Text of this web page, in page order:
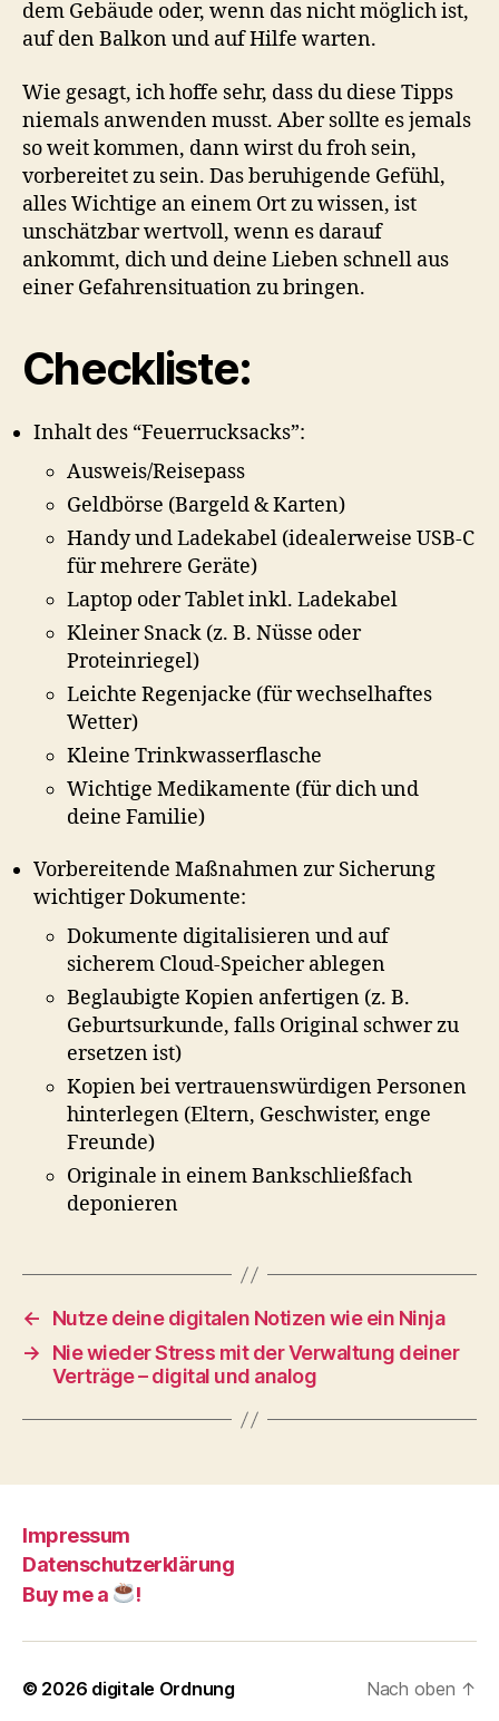
dem Gebäude oder, wenn das nicht möglich ist,
auf den Balkon und auf Hilfe warten.
Wie gesagt, ich hoffe sehr, dass du diese Tipps
niemals anwenden musst. Aber sollte es jemals
so weit kommen, dann wirst du froh sein,
vorbereitet zu sein. Das beruhigende Gefühl,
alles Wichtige an einem Ort zu wissen, ist
unschätzbar wertvoll, wenn es darauf
ankommt, dich und deine Lieben schnell aus
einer Gefahrensituation zu bringen.
Checkliste:
Inhalt des “Feuerrucksacks”:
Ausweis/Reisepass
Geldbörse (Bargeld & Karten)
Handy und Ladekabel (idealerweise USB-C
für mehrere Geräte)
Laptop oder Tablet inkl. Ladekabel
Kleiner Snack (z. B. Nüsse oder
Proteinriegel)
Leichte Regenjacke (für wechselhaftes
Wetter)
Kleine Trinkwasserflasche
Wichtige Medikamente (für dich und
deine Familie)
Vorbereitende Maßnahmen zur Sicherung
wichtiger Dokumente:
Dokumente digitalisieren und auf
sicherem Cloud-Speicher ablegen
Beglaubigte Kopien anfertigen (z. B.
Geburtsurkunde, falls Original schwer zu
ersetzen ist)
Kopien bei vertrauenswürdigen Personen
hinterlegen (Eltern, Geschwister, enge
Freunde)
Originale in einem Bankschließfach
deponieren
←
Nutze deine digitalen Notizen wie ein Ninja
→
Nie wieder Stress mit der Verwaltung deiner
Verträge – digital und analog
Impressum
Datenschutzerklärung
Buy me a
!
© 2026 digitale Ordnung Nach oben ↑